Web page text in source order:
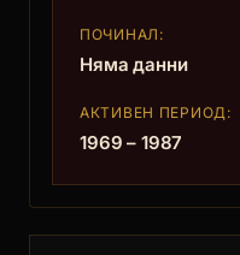
ПОЧИНАЛ:
Няма данни
АКТИВЕН ПЕРИОД:
1969 – 1987